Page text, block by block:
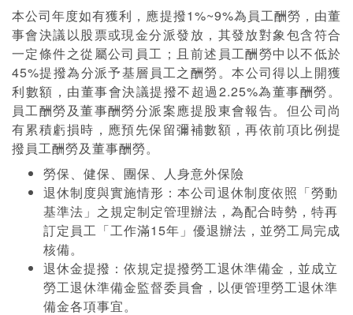
本公司年度如有獲利，應提撥1%~9%為員工酬勞，由董
事會決議以股票或現金分派發放，其發放對象包含符合
一定條件之從屬公司員工；且前述員工酬勞中以不低於
45%提撥為分派予基層員工之酬勞。本公司得以上開獲
利數額，由董事會決議提撥不超過2.25%為董事酬勞。
員工酬勞及董事酬勞分派案應提股東會報告。但公司尚
有累積虧損時，應預先保留彌補數額，再依前項比例提
撥員工酬勞及董事酬勞。
勞保、健保、團保、人身意外保險
退休制度與實施情形：本公司退休制度依照「勞動
基準法」之規定制定管理辦法，為配合時勢，特再
訂定員工「工作滿15年」優退辦法，並勞工局完成
核備。
退休金提撥：依規定提撥勞工退休準備金，並成立
勞工退休準備金監督委員會，以便管理勞工退休準
備金各項事宜。